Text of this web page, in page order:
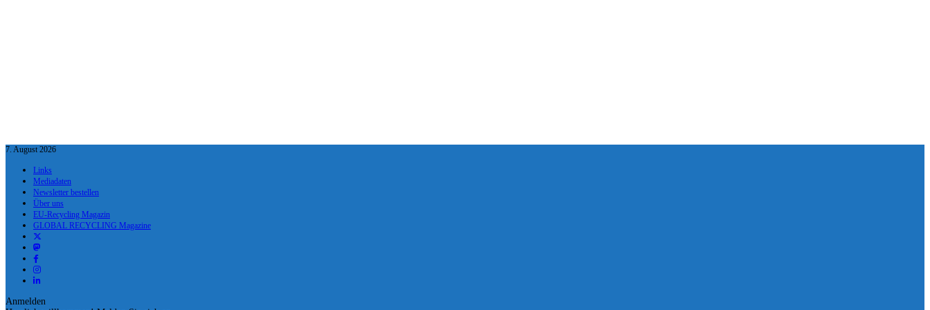
7. August 2026
Links
Mediadaten
Newsletter bestellen
Über uns
EU-Recycling Magazin
GLOBAL RECYCLING Magazine
Anmelden